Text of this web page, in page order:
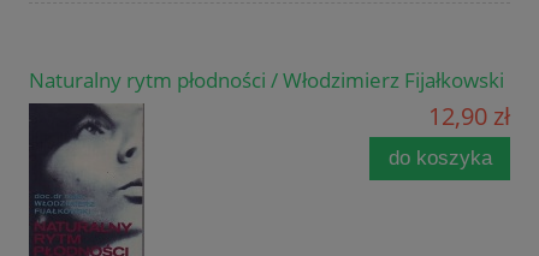
Naturalny rytm płodności / Włodzimierz Fijałkowski
12,90 zł
do koszyka